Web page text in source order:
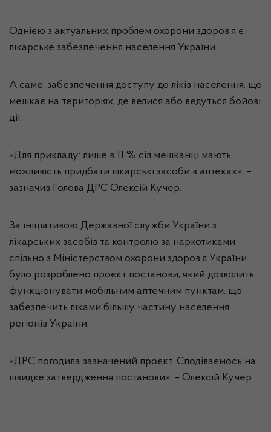
Однією з актуальних проблем охорони здоров’я є
лікарське забезпечення населення України.
А саме: забезпечення доступу до ліків населення, що
мешкає на територіях, де велися або ведуться бойові
дії.
«Для прикладу: лише в 11 % сіл мешканці мають
можливість придбати лікарські засоби в аптеках», –
зазначив Голова ДРС Олексій Кучер.
За ініціативою Державної служби України з
лікарських засобів та контролю за наркотиками
спільно з Міністерством охорони здоров’я України
було розроблено проєкт постанови, який дозволить
функціонувати мобільним аптечним пунктам, що
забезпечить ліками більшу частину населення
регіонів України.
«ДРС погодила зазначений проєкт. Сподіваємось на
швидке затвердження постанови», – Олексій Кучер.